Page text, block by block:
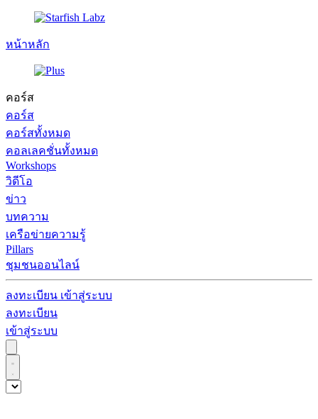
หน้าหลัก
คอร์ส
คอร์ส
คอร์สทั้งหมด
คอลเลคชั่นทั้งหมด
Workshops
วิดีโอ
ข่าว
บทความ
เครือข่ายความรู้
Pillars
ชุมชนออนไลน์
ลงทะเบียน เข้าสู่ระบบ
ลงทะเบียน
เข้าสู่ระบบ